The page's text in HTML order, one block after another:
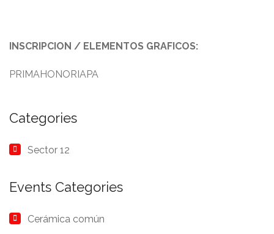
INSCRIPCION / ELEMENTOS GRAFICOS:
PRIMAHONORIAPA
Categories
Sector 12
Events Categories
Cerámica común